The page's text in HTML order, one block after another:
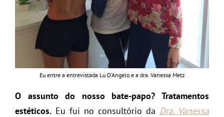
Eu entre a entrevistada Lu D’Angelo e a dra. Vanessa Metz
O assunto do nosso bate-papo? Tratamentos
estéticos. Eu fui no consultório da Dra. Vanessa